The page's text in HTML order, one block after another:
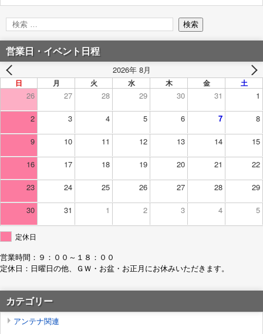
営業日・イベント日程
2026年 8月
日 月 火 水 木 金 土
26 27 28 29 30 31 1
2 3 4 5 6 7 8
9 10 11 12 13 14 15
16 17 18 19 20 21 22
23 24 25 26 27 28 29
30 31 1 2 3 4 5
定休日
営業時間：９：００～１８：００
定休日：日曜日の他、ＧＷ・お盆・お正月にお休みいただきます。
カテゴリー
アンテナ関連